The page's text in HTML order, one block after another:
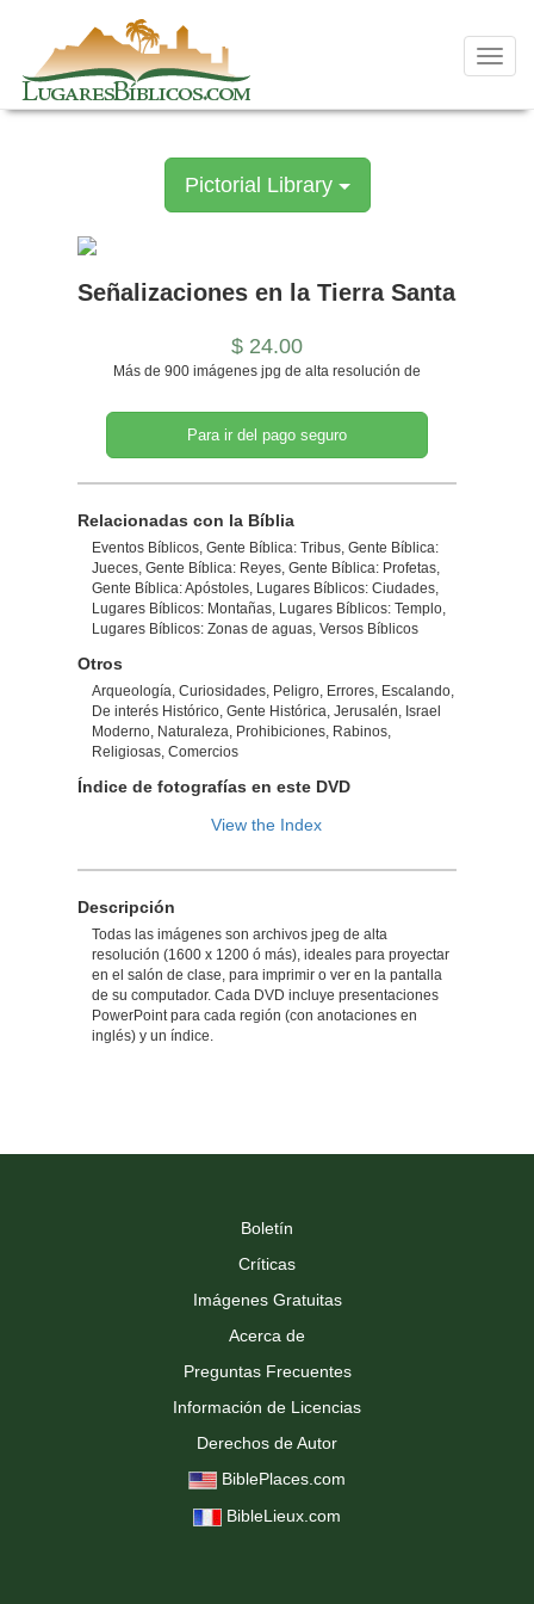
content
Pictorial Library
Señalizaciones en la Tierra Santa
$ 24.00
Más de 900 imágenes jpg de alta resolución de
Para ir del pago seguro
Relacionadas con la Bíblia
Eventos Bíblicos, Gente Bíblica: Tribus, Gente Bíblica:
Jueces, Gente Bíblica: Reyes, Gente Bíblica: Profetas,
Gente Bíblica: Apóstoles, Lugares Bíblicos: Ciudades,
Lugares Bíblicos: Montañas, Lugares Bíblicos: Templo,
Lugares Bíblicos: Zonas de aguas, Versos Bíblicos
Otros
Arqueología, Curiosidades, Peligro, Errores, Escalando,
De interés Histórico, Gente Histórica, Jerusalén, Israel
Moderno, Naturaleza, Prohibiciones, Rabinos,
Religiosas, Comercios
Índice de fotografías en este DVD
View the Index
Descripción
Todas las imágenes son archivos jpeg de alta
resolución (1600 x 1200 ó más), ideales para proyectar
en el salón de clase, para imprimir o ver en la pantalla
de su computador. Cada DVD incluye presentaciones
PowerPoint para cada región (con anotaciones en
inglés) y un índice.
Boletín
Críticas
Imágenes Gratuitas
Acerca de
Preguntas Frecuentes
Información de Licencias
Derechos de Autor
BiblePlaces.com
BibleLieux.com